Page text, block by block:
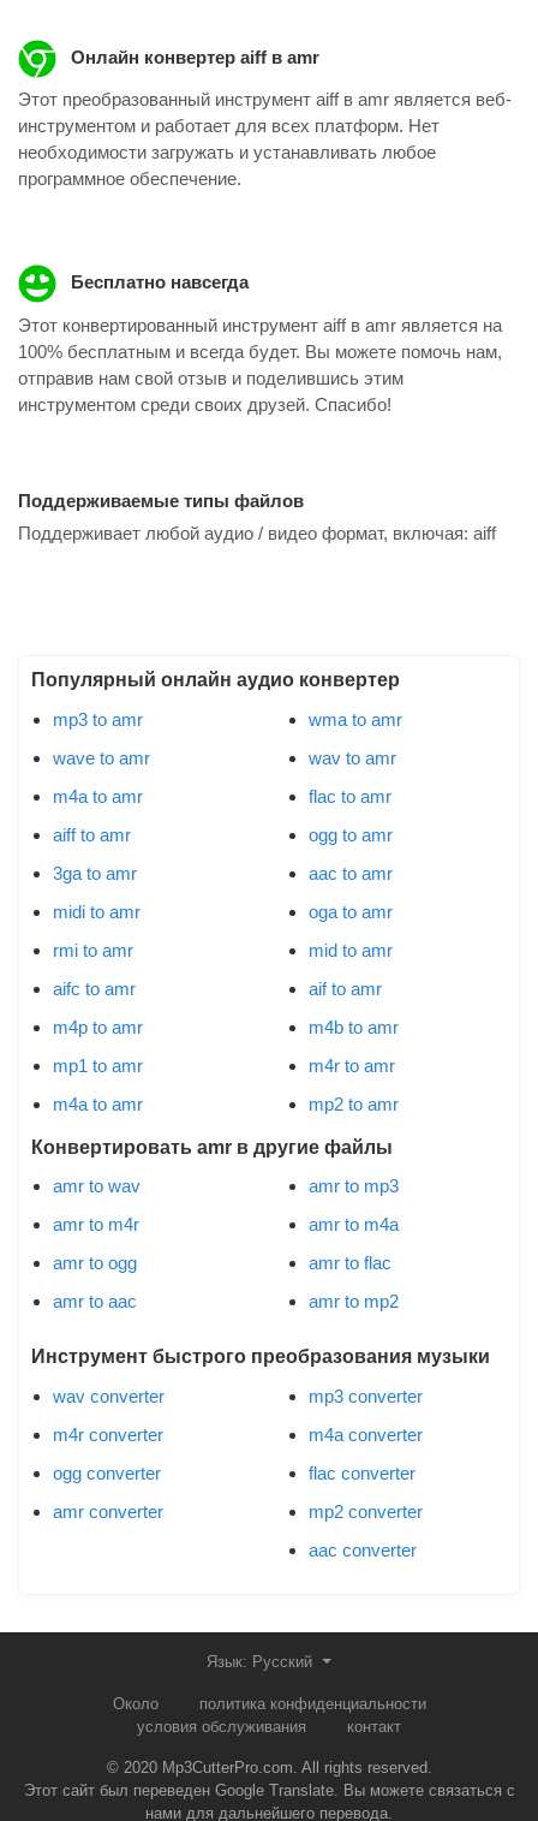
Онлайн конвертер aiff в amr
Этот преобразованный инструмент aiff в amr является веб-
инструментом и работает для всех платформ. Нет
необходимости загружать и устанавливать любое
программное обеспечение.
Бесплатно навсегда
Этот конвертированный инструмент aiff в amr является на
100% бесплатным и всегда будет. Вы можете помочь нам,
отправив нам свой отзыв и поделившись этим
инструментом среди своих друзей. Спасибо!
Поддерживаемые типы файлов
Поддерживает любой аудио / видео формат, включая: aiff
Популярный онлайн аудио конвертер
mp3 to amr
wave to amr
m4a to amr
aiff to amr
3ga to amr
midi to amr
rmi to amr
aifc to amr
m4p to amr
mp1 to amr
m4a to amr
wma to amr
wav to amr
flac to amr
ogg to amr
aac to amr
oga to amr
mid to amr
aif to amr
m4b to amr
m4r to amr
mp2 to amr
Конвертировать amr в другие файлы
amr to wav
amr to m4r
amr to ogg
amr to aac
amr to mp3
amr to m4a
amr to flac
amr to mp2
Инструмент быстрого преобразования музыки
wav converter
m4r converter
ogg converter
amr converter
mp3 converter
m4a converter
flac converter
mp2 converter
aac converter
Язык: Русский
Около
политика конфиденциальности
условия обслуживания
контакт
© 2020 Mp3CutterPro.com. All rights reserved.
Этот сайт был переведен Google Translate. Вы можете связаться с
нами для дальнейшего перевода.